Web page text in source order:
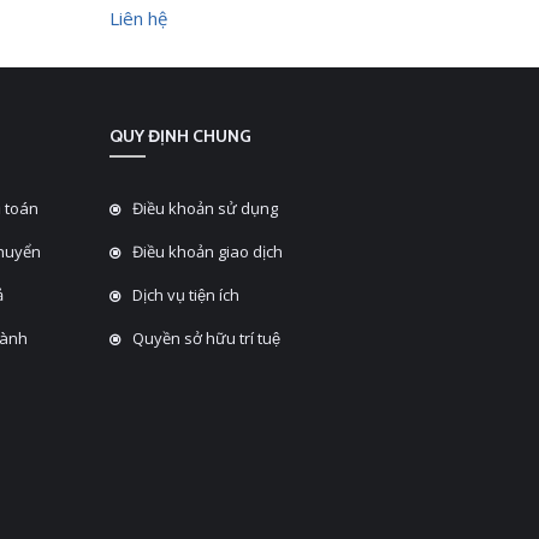
Liên hệ
toán
QUY ĐỊNH CHUNG
Điều khoản sử dụng
Điều khoản giao dịch
Dịch vụ tiện ích
Quyền sở hữu trí tuệ